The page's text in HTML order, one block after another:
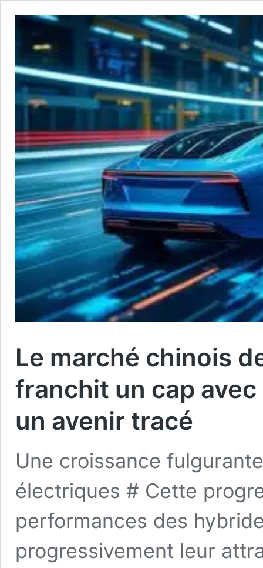
Le marché chinois
franchit un cap
un avenir tracé
Une croissance
électriques # Cette
performances des
progressivement leur